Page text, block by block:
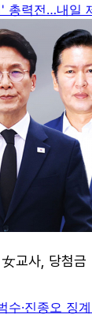
총력전…내일
수·진종오 징